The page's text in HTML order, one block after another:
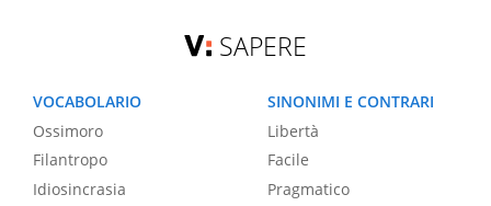
SAPERE
VOCABOLARIO
Ossimoro
Filantropo
Idiosincrasia
SINONIMI E CONTRARI
Libertà
Facile
Pragmatico